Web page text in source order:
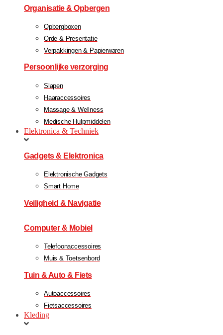
Organisatie & Opbergen
Opbergboxen
Orde & Presentatie
Verpakkingen & Papierwaren
Persoonlijke verzorging
Slapen
Haaraccessoires
Massage & Wellness
Medische Hulpmiddelen
Elektronica & Techniek
Gadgets & Elektronica
Elektronische Gadgets
Smart Home
Veiligheid & Navigatie
Computer & Mobiel
Telefoonaccessoires
Muis & Toetsenbord
Tuin & Auto & Fiets
Autoaccessoires
Fietsaccessoires
Kleding